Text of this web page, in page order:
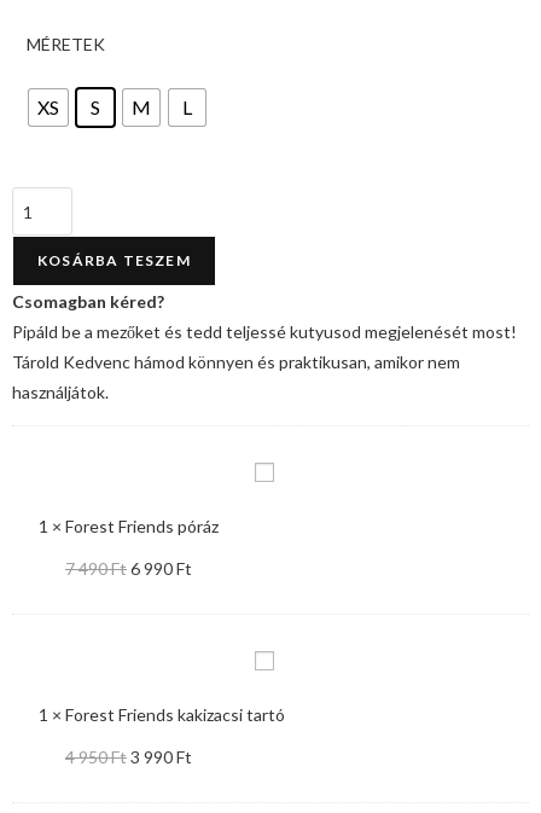
MÉRETEK
XS S M L
KOSÁRBA TESZEM
Pipáld be a mezőket és tedd teljessé kutyusod megjelenését most!
Tárold Kedvenc hámod könnyen és praktikusan, amikor nem
használjátok.
1 ×Forest Friends póráz
7 490Ft6 990Ft
1 ×Forest Friends kakizacsi tartó
4 950Ft3 990Ft